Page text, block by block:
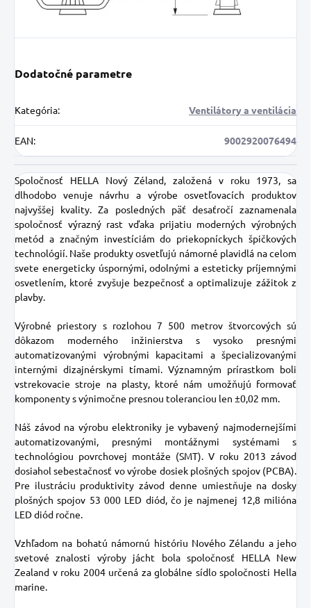
Dodatočné parametre
Kategória: Ventilátory a ventilácia
EAN: 9002920076494
Spoločnosť HELLA Nový Zéland, založená v roku 1973, sa
dlhodobo venuje návrhu a výrobe osvetľovacích produktov
najvyššej kvality. Za posledných päť desaťročí zaznamenala
spoločnosť výrazný rast vďaka prijatiu moderných výrobných
metód a značným investíciám do priekopníckych špičkových
technológií. Naše produkty osvetľujú námorné plavidlá na celom
svete energeticky úspornými, odolnými a esteticky príjemnými
osvetlením, ktoré zvyšuje bezpečnosť a optimalizuje zážitok z
plavby.
Výrobné priestory s rozlohou 7 500 metrov štvorcových sú
dôkazom moderného inžinierstva s vysoko presnými
automatizovanými výrobnými kapacitami a špecializovanými
internými dizajnérskymi tímami. Významným prírastkom boli
vstrekovacie stroje na plasty, ktoré nám umožňujú formovať
komponenty s výnimočne presnou toleranciou len ±0,02 mm.
Náš závod na výrobu elektroniky je vybavený najmodernejšími
automatizovanými, presnými montážnymi systémami s
technológiou povrchovej montáže (SMT). V roku 2013 závod
dosiahol sebestačnosť vo výrobe dosiek plošných spojov (PCBA).
Pre ilustráciu produktivity závod denne umiestňuje na dosky
plošných spojov 53 000 LED diód, čo je najmenej 12,8 milióna
LED diód ročne.
Vzhľadom na bohatú námornú históriu Nového Zélandu a jeho
svetové znalosti výroby jácht bola spoločnosť HELLA New
Zealand v roku 2004 určená za globálne sídlo spoločnosti Hella
marine.